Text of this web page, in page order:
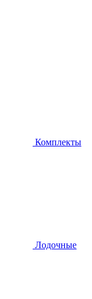
Комплекты
Лодочные